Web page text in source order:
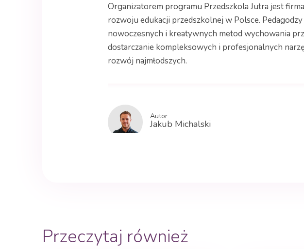
Organizatorem programu Przedszkola Jutra jest
rozwoju edukacji przedszkolnej w Polsce.
nowoczesnych i kreatywnych metod wychowania
dostarczanie kompleksowych i profesjonalnych
rozwój najmłodszych.
Autor
Jakub Michalski
Przeczytaj również